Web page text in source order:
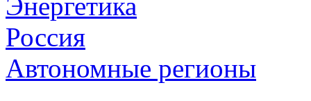
Энергетика
Россия
Автономные регионы